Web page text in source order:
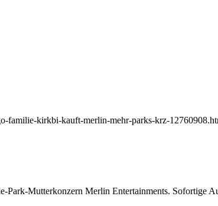
familie-kirkbi-kauft-merlin-mehr-parks-krz-
Mutterkonzern Merlin Entertainments. Sofortige